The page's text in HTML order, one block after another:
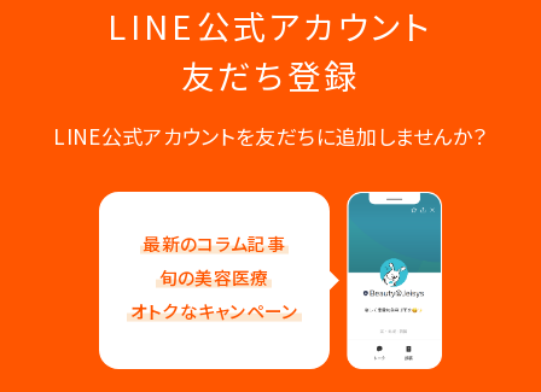
LINE公式アカウント
友だち登録
LINE公式アカウントを友だちに追加しませんか？
最新のコラム記事
旬の美容医療
オトクなキャンペーン